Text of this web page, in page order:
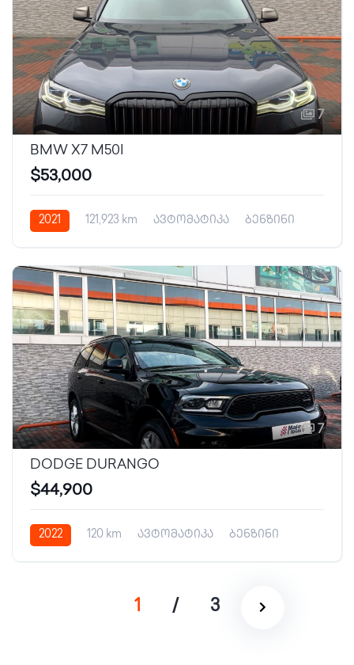
7
BMW X7 M50I
$53,000
2021 121,923 km ავტომატიკა ბენზინი
7
DODGE DURANGO
$44,900
2022 120 km ავტომატიკა ბენზინი
1 / 3